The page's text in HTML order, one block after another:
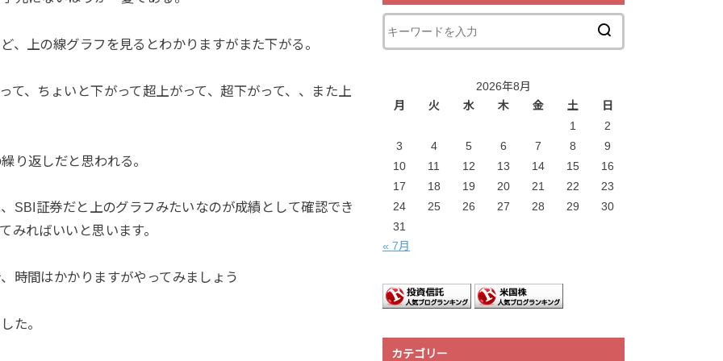
、上の線グラフを見るとわかりますがまた下がる。
て、ちょいと下がって超上がって、超下がって、、また上
り返しだと思われる。
SBI証券だと上のグラフみたいなのが成績として確認でき
みればいいと思います。
時間はかかりますがやってみましょう
た。
2026年8月
月
火 水 木 金 土
日
1
2
3
4 5 6 7 8
9
10
11 12 13 14 15
16
17
18 19 20 21 22
23
24
25 26 27 28 29
30
31
« 7月
カテゴリー